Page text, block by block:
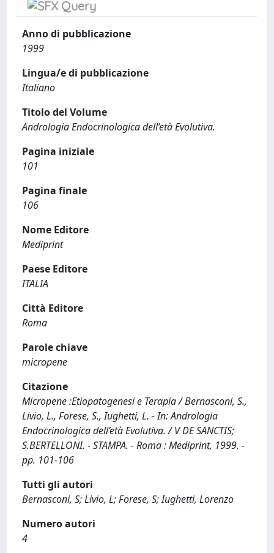
Anno di pubblicazione
1999
Lingua/e di pubblicazione
Italiano
Titolo del Volume
Andrologia Endocrinologica dell’età Evolutiva.
Pagina iniziale
101
Pagina finale
106
Nome Editore
Mediprint
Paese Editore
ITALIA
Città Editore
Roma
Parole chiave
micropene
Citazione
Micropene :Etiopatogenesi e Terapia / Bernasconi, S.,
Livio, L., Forese, S., Iughetti, L. - In: Andrologia
Endocrinologica dell’età Evolutiva. / V DE SANCTIS;
S.BERTELLONI. - STAMPA. - Roma : Mediprint, 1999. -
pp. 101-106
Tutti gli autori
Bernasconi, S; Livio, L; Forese, S; Iughetti, Lorenzo
Numero autori
4